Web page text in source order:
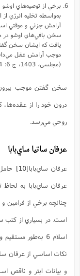
برخي از توصيه‌هاي
به‌واسطه تخليه انرژي
آرامش جزئي و موقتي
يافت كه ايشان سخن
موجب آرامش عقل
(مجلسی، 1403،‌ ج 6: 274).
سخن گفتن موجب
درون خود را از
روحي مي‌رسد.
عرفان ساتيا ساي‌بابا
عرفان ساي‌بابا[10]
حامل
عرفان ساي‌بابا به لحاظ
چنانچه برخي از فرامين
اسلام 6 به‌طور
نکات اساسي از عرفان
و بيانات ابتر و ناقص